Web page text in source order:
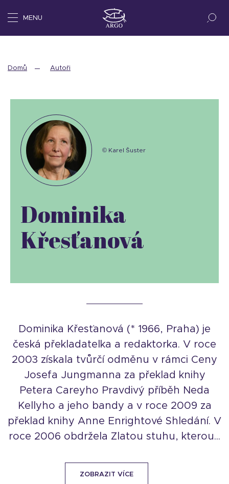
MENU
Domů Autoři
Dominika
Křesťanová
© Karel Šuster
Dominika Křesťanová (* 1966, Praha) je
česká překladatelka a redaktorka. V roce
2003 získala tvůrčí odměnu v rámci Ceny
Josefa Jungmanna za překlad knihy
Petera Careyho Pravdivý příběh Neda
Kellyho a jeho bandy a v roce 2009 za
překlad knihy Anne Enrightové Shledání. V
roce 2006 obdržela Zlatou stuhu, kterou...
ZOBRAZIT VÍCE